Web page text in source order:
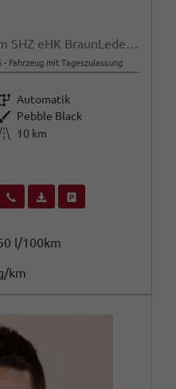
Luxury HEV+ ACC 360Kam SHZ eHK BraunLeder 19Z
Fahrzeug mit Tageszulassung
Getriebe Automatik
Außenfarbe Pebble Black
Kilometerstand
10 km
Wir rufen Sie anFahrzeugexposé (PDF)
l/100km
km